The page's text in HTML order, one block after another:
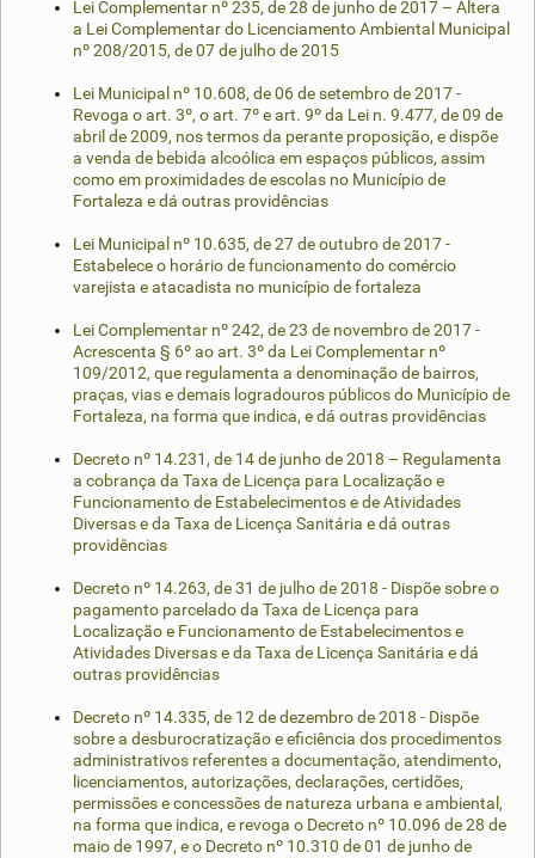
Lei Complementar nº 235, de 28 de junho de 2017 – Altera
a Lei Complementar do Licenciamento Ambiental Municipal
nº 208/2015, de 07 de julho de 2015
Lei Municipal nº 10.608, de 06 de setembro de 2017 -
Revoga o art. 3º, o art. 7º e art. 9º da Lei n. 9.477, de 09 de
abril de 2009, nos termos da perante proposição, e dispõe
a venda de bebida alcoólica em espaços públicos, assim
como em proximidades de escolas no Município de
Fortaleza e dá outras providências
Lei Municipal nº 10.635, de 27 de outubro de 2017 -
Estabelece o horário de funcionamento do comércio
varejista e atacadista no município de fortaleza
Lei Complementar nº 242, de 23 de novembro de 2017 -
Acrescenta § 6º ao art. 3º da Lei Complementar nº
109/2012, que regulamenta a denominação de bairros,
praças, vias e demais logradouros públicos do Município de
Fortaleza, na forma que indica, e dá outras providências
Decreto nº 14.231, de 14 de junho de 2018 – Regulamenta
a cobrança da Taxa de Licença para Localização e
Funcionamento de Estabelecimentos e de Atividades
Diversas e da Taxa de Licença Sanitária e dá outras
providências
Decreto nº 14.263, de 31 de julho de 2018 - Dispõe sobre o
pagamento parcelado da Taxa de Licença para
Localização e Funcionamento de Estabelecimentos e
Atividades Diversas e da Taxa de Licença Sanitária e dá
outras providências
Decreto nº 14.335, de 12 de dezembro de 2018 - Dispõe
sobre a desburocratização e eficiência dos procedimentos
administrativos referentes a documentação, atendimento,
licenciamentos, autorizações, declarações, certidões,
permissões e concessões de natureza urbana e ambiental,
na forma que indica, e revoga o Decreto nº 10.096 de 28 de
maio de 1997, e o Decreto nº 10.310 de 01 de junho de